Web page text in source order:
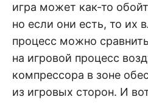
игра может как-то
но если они есть, то их
процесс можно
на игровой процесс
компрессора в зоне
из игровых сторон. И